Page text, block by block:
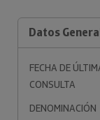
Datos
FECHA DE
CONSULTA
DENOMINACIÓN